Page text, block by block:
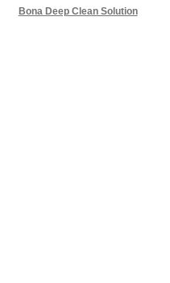
Bona Deep Clean Solution